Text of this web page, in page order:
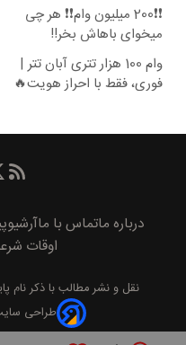
❗❗200 میلیون وام❗❗ هر چی
میخوای باهاش بخر!!
وام 100 هزار تتری آبان تتر |
فوری، فقط با احراز هویت🔥
درباره ماتماس با ماآرشیو
اوقات
نقل و نشر مطالب با ذکر نام
طراحی